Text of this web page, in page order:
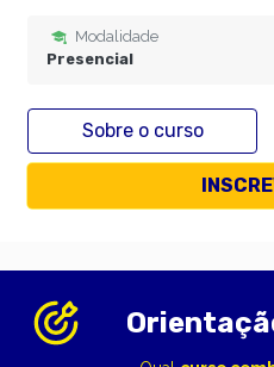
Modalidade
Presencial
Sobre o curso